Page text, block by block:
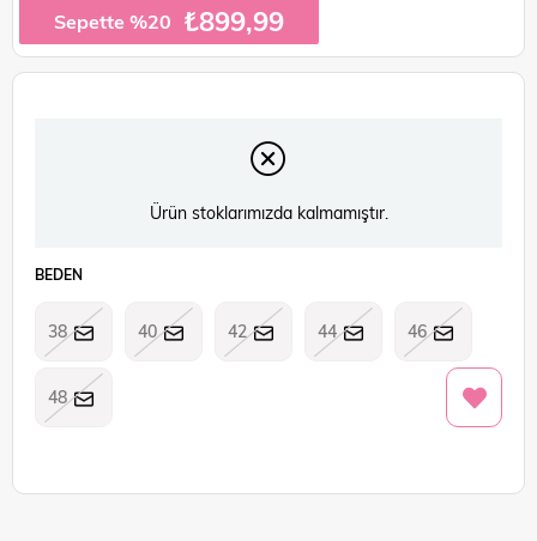
Sepette %20 ₺899,99
Ürün stoklarımızda kalmamıştır.
BEDEN
38 40 42 44 46
48